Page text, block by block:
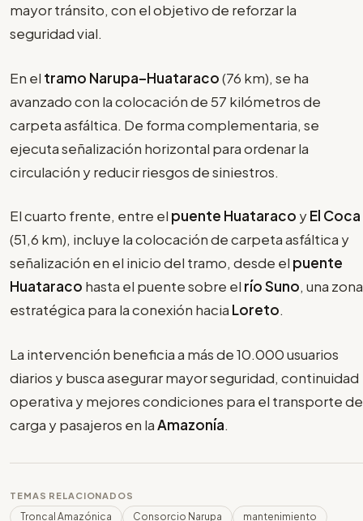
mayor tránsito, con el objetivo de reforzar la
seguridad vial.
En el tramo Narupa–Huataraco(76 km), se ha
avanzado con la colocación de 57 kilómetros de
carpeta asfáltica. De forma complementaria, se
ejecuta señalización horizontal para ordenar la
circulación y reducir riesgos de siniestros.
El cuarto frente, entre el puente Huataraco yEl Coca
(51,6 km), incluye la colocación de carpeta asfáltica y
señalización en el inicio del tramo, desde el puente
Huataraco hasta el puente sobre el río Suno, una zona
estratégica para la conexión hacia Loreto.
La intervención beneficia a más de 10.000 usuarios
diarios y busca asegurar mayor seguridad, continuidad
operativa y mejores condiciones para el transporte de
carga y pasajeros en laAmazonía.
TEMAS RELACIONADOS
Troncal Amazónica Consorcio Narupa mantenimiento